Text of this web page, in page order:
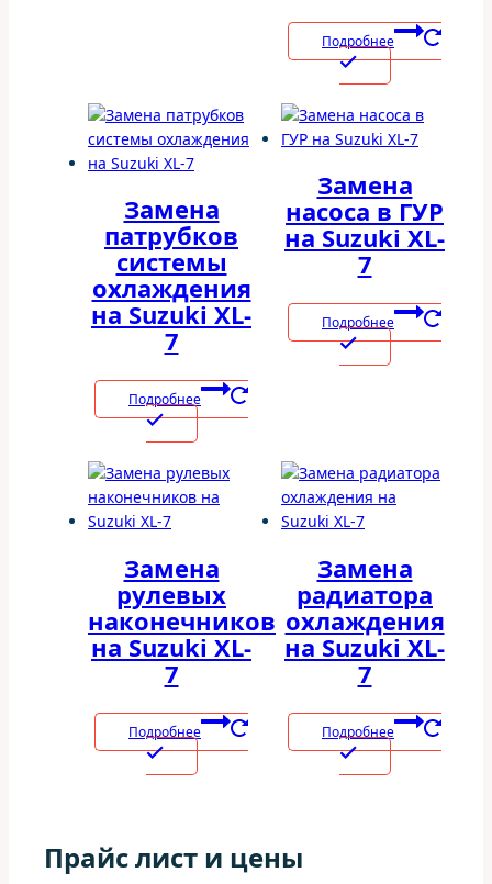
Подробнее
Замена
патрубков
системы
охлаждения
на Suzuki XL-
7
Подробнее
Замена
насоса в ГУР
на Suzuki XL-
7
Подробнее
Замена
рулевых
наконечников
на Suzuki XL-
7
Подробнее
Замена
радиатора
охлаждения
на Suzuki XL-
7
Подробнее
Прайс лист и цены